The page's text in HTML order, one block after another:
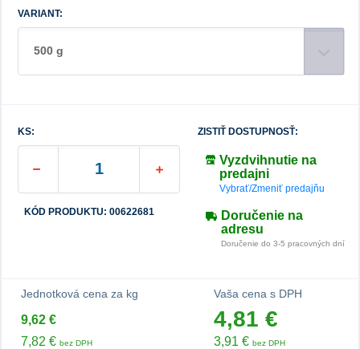
VARIANT:
500 g
KS:
KÓD PRODUKTU: 00622681
ZISTIŤ DOSTUPNOSŤ:
Vyzdvihnutie na
predajni
Vybrať/Zmeniť predajňu
Doručenie na
adresu
Doručenie do 3-5 pracovných dní
Jednotková cena za kg
9,62 €
7,82 € bez DPH
Vaša cena s DPH
4,81 €
3,91 € bez DPH